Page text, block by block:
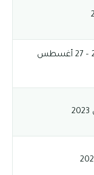
15 يوليو 2023 – 27 أغسطس